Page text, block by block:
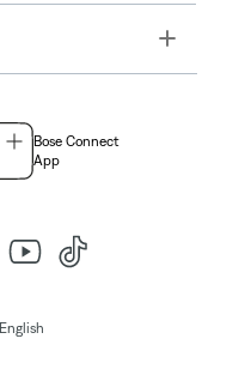
Toggle
Bose Connect
App
English